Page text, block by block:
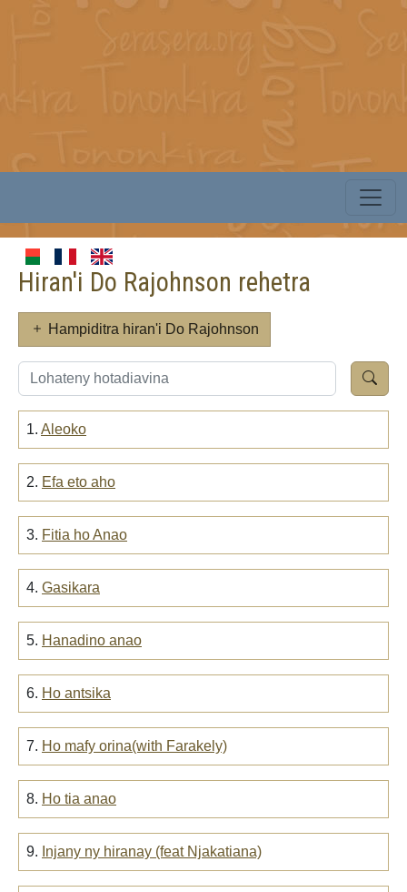
Hiran'i Do Rajohnson rehetra
Hampiditra hiran'i Do Rajohnson
1. Aleoko
2. Efa eto aho
3. Fitia ho Anao
4. Gasikara
5. Hanadino anao
6. Ho antsika
7. Ho mafy orina(with Farakely)
8. Ho tia anao
9. Injany ny hiranay (feat Njakatiana)